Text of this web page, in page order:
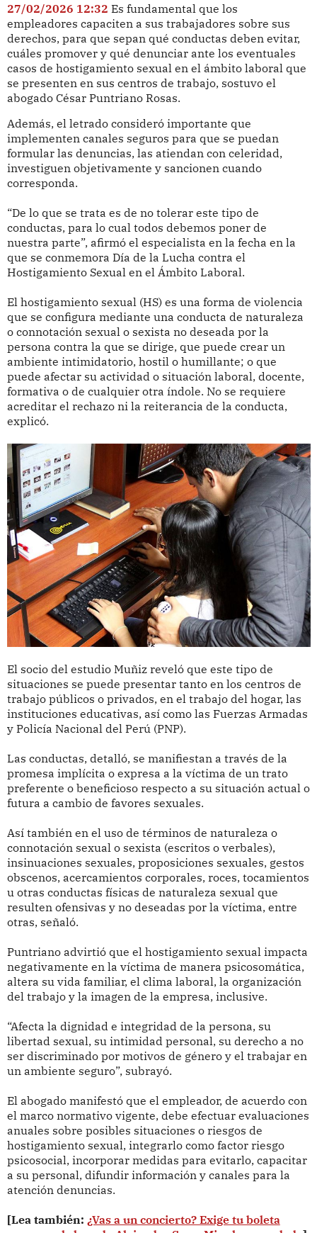
27/02/2026 12:32 Es fundamental que los
empleadores capaciten a sus trabajadores sobre sus
derechos, para que sepan qué conductas deben evitar,
cuáles promover y qué denunciar ante los eventuales
casos de hostigamiento sexual en el ámbito laboral que
se presenten en sus centros de trabajo, sostuvo el
abogado César Puntriano Rosas.
Además, el letrado consideró importante que
implementen canales seguros para que se puedan
formular las denuncias, las atiendan con celeridad,
investiguen objetivamente y sancionen cuando
corresponda.
“De lo que se trata es de no tolerar este tipo de
conductas, para lo cual todos debemos poner de
nuestra parte”, afirmó el especialista en la fecha en la
que se conmemora Día de la Lucha contra el
Hostigamiento Sexual en el Ámbito Laboral.
El hostigamiento sexual (HS) es una forma de violencia
que se configura mediante una conducta de naturaleza
o connotación sexual o sexista no deseada por la
persona contra la que se dirige, que puede crear un
ambiente intimidatorio, hostil o humillante; o que
puede afectar su actividad o situación laboral, docente,
formativa o de cualquier otra índole. No se requiere
acreditar el rechazo ni la reiterancia de la conducta,
explicó.
El socio del estudio Muñiz reveló que este tipo de
situaciones se puede presentar tanto en los centros de
trabajo públicos o privados, en el trabajo del hogar, las
instituciones educativas, así como las Fuerzas Armadas
y Policía Nacional del Perú (PNP).
Las conductas, detalló, se manifiestan a través de la
promesa implícita o expresa a la víctima de un trato
preferente o beneficioso respecto a su situación actual o
futura a cambio de favores sexuales.
Así también en el uso de términos de naturaleza o
connotación sexual o sexista (escritos o verbales),
insinuaciones sexuales, proposiciones sexuales, gestos
obscenos, acercamientos corporales, roces, tocamientos
u otras conductas físicas de naturaleza sexual que
resulten ofensivas y no deseadas por la víctima, entre
otras, señaló.
Puntriano advirtió que el hostigamiento sexual impacta
negativamente en la víctima de manera psicosomática,
altera su vida familiar, el clima laboral, la organización
del trabajo y la imagen de la empresa, inclusive.
“Afecta la dignidad e integridad de la persona, su
libertad sexual, su intimidad personal, su derecho a no
ser discriminado por motivos de género y el trabajar en
un ambiente seguro”, subrayó.
El abogado manifestó que el empleador, de acuerdo con
el marco normativo vigente, debe efectuar evaluaciones
anuales sobre posibles situaciones o riesgos de
hostigamiento sexual, integrarlo como factor riesgo
psicosocial, incorporar medidas para evitarlo, capacitar
a su personal, difundir información y canales para la
atención denuncias.
[Lea también: ¿Vas a un concierto? Exige tu boleta